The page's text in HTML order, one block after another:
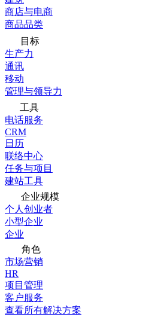
商店与电商
商品品类
目标
生产力
通讯
移动
管理与领导力
工具
电话服务
CRM
日历
联络中心
任务与项目
建站工具
企业规模
个人创业者
小型企业
企业
角色
市场营销
HR
项目管理
客户服务
查看所有解决方案